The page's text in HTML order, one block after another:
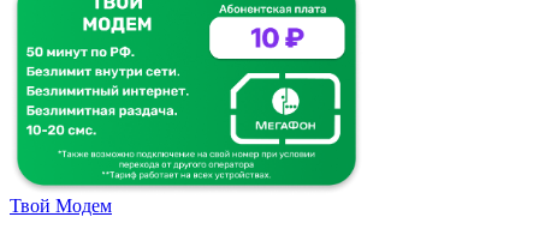
Твой Модем